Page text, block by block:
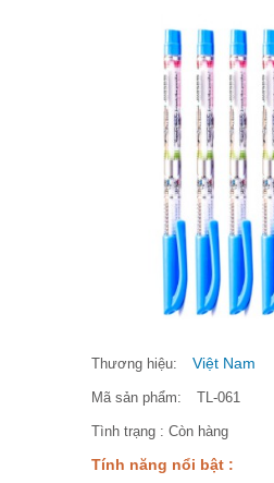
Thương hiệu: Việt Nam
Mã sản phẩm: TL-061
Tình trạng : Còn hàng
Tính năng nổi bật :